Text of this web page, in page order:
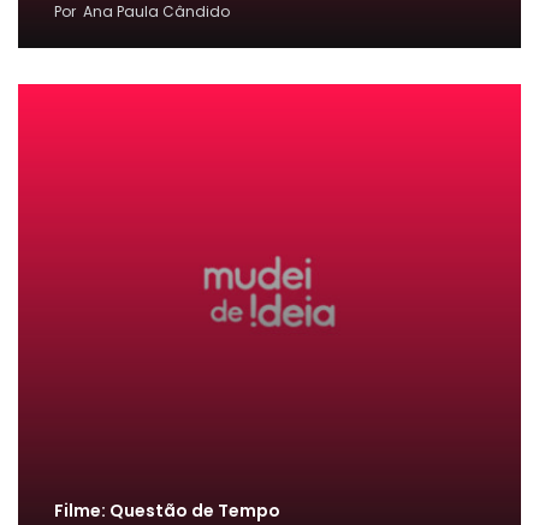
Por Ana Paula Cândido
Filme: Questão de Tempo